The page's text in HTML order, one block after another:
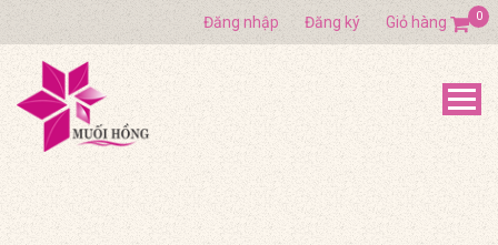
Đăng nhập Đăng ký Giỏ hàng 0